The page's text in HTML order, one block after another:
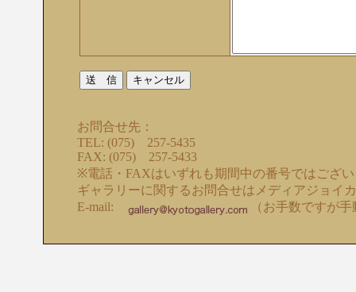
お問合せ先：
TEL: (075) 257-5435
FAX: (075) 257-5433
※電話・FAXはいずれも期間中の番号ではござ
ギャラリーに関するお問合せはメディアジョイ
E-mail:
（お手数ですが